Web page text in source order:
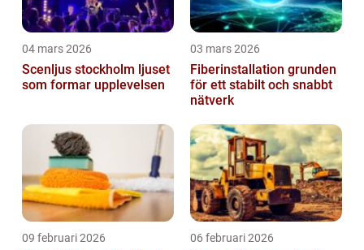
04 mars 2026
Scenljus stockholm ljuset
som formar upplevelsen
03 mars 2026
Fiberinstallation grunden
för ett stabilt och snabbt
nätverk
09 februari 2026 06 februari 2026